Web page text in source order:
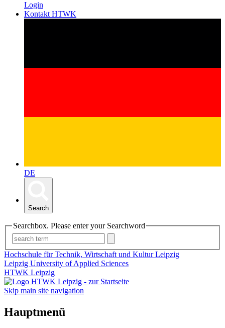
Login
Kontakt HTWK
DE
Search
Searchbox. Please enter your Searchword
Hochschule für Technik, Wirtschaft und Kultur Leipzig
Leipzig University of Applied Sciences
HTWK Leipzig
Skip main site navigation
Hauptmenü